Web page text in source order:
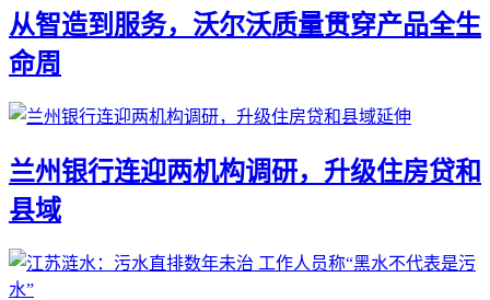
从智造到服务，沃尔沃质量贯穿产品全生
命周
兰州银行连迎两机构调研，升级住房贷和
县域